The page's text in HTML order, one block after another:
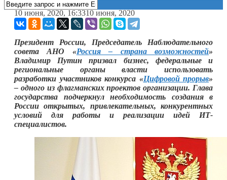
10 июня, 2020, 16:3310 июня, 2020
Президент России, Председатель Наблюдательного
совета АНО «Россия – страна возможностей»
Владимир Путин призвал бизнес,
федеральные и
региональные органы власти использовать
разработки участников конкурса «Цифровой прорыв»
– одного из флагманских проектов организации. Глава
государства подчеркнул необходимость создания в
России открытых, привлекательных, конкурентных
условий для работы и реализации идей ИТ-
специалистов.